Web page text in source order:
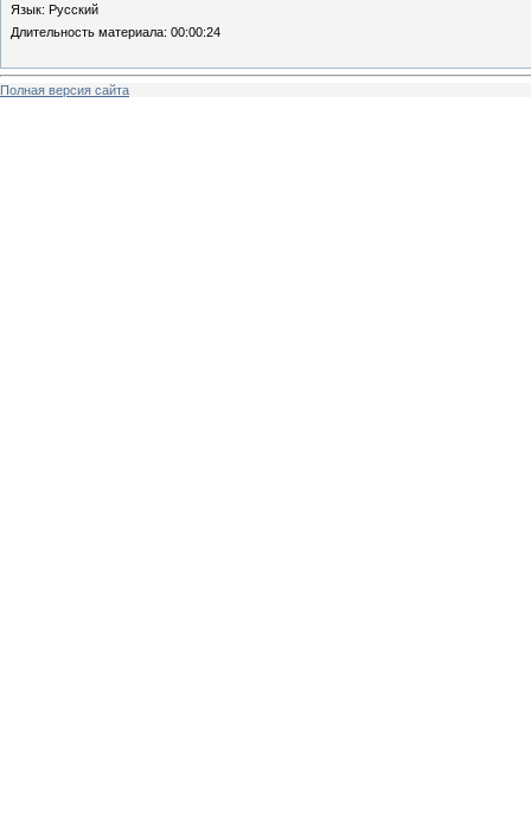
Язык: Русский
Длительность материала: 00:00:24
Полная версия сайта